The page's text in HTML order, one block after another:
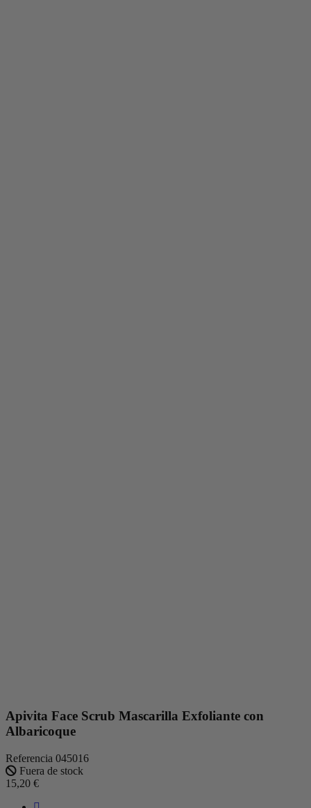
Apivita Face Scrub Mascarilla Exfoliante con
Albaricoque
Referencia 045016
Fuera de stock
15,20 €